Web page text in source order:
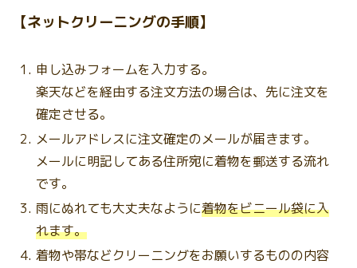
【ネットクリーニングの手順】
申し込みフォームを入力する。
楽天などを経由する注文方法の場合は、先に注文を
確定させる。
メールアドレスに注文確定のメールが届きます。
メールに明記してある住所宛に着物を郵送する流れ
です。
雨にぬれても大丈夫なように着物をビニール袋に入
れます。
着物や帯などクリーニングをお願いするものの内容